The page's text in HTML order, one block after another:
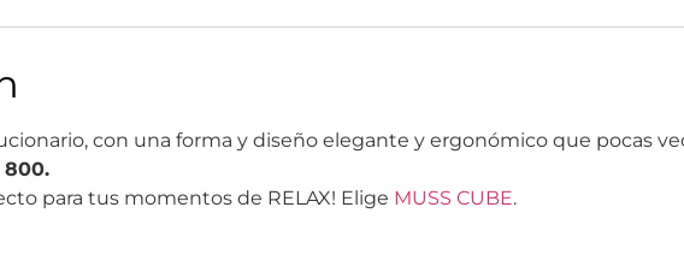
con una forma y diseño elegante y ergonómico que pocas
800.
para tus momentos de RELAX! Elige MUSS CUBE.